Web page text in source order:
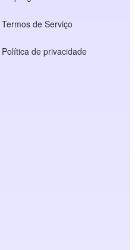
Termos de Serviço
Política de privacidade